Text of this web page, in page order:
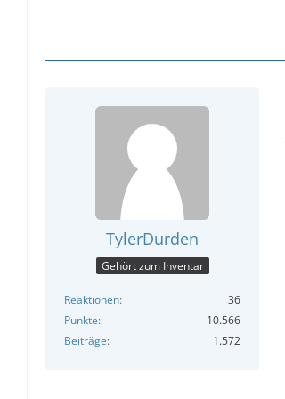
TylerDurden
Gehört zum Inventar
Reaktionen
36
Punkte
10.566
Beiträge
1.572